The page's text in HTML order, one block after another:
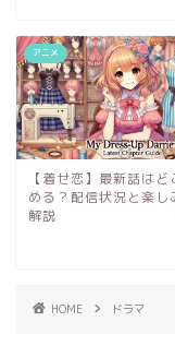
アニメ
【着せ恋】最新話はど
める？配信状況と楽し
解説
HOME ドラマ